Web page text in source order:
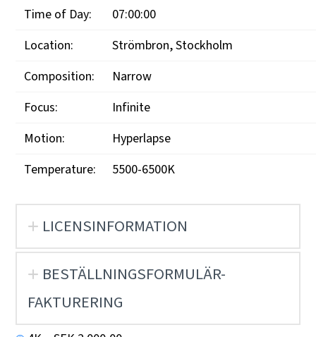
Time of Day:
07:00:00
Location:
Strömbron, Stockholm
Composition:
Narrow
Focus:
Infinite
Motion:
Hyperlapse
Temperature:
5500-6500K
LICENSINFORMATION
BESTÄLLNINGSFORMULÄR-
FAKTURERING